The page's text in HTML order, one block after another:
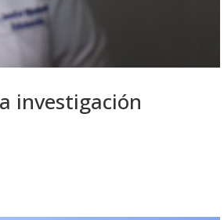
investigación